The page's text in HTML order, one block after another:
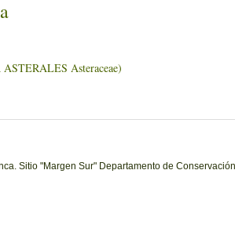
Asteraceae)
Sitio "Margen Sur" Departamento de